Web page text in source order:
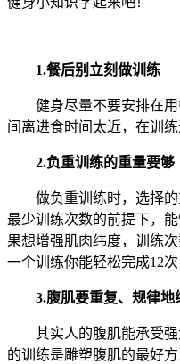
1.餐后别立刻做训练
健身尽量不要安排在用
间离进食时间太近，在训
2.负重训练的重量要够
做负重训练时，选择的
最少训练次数的前提下，
果想增强肌肉纬度，训练
一个训练你能轻松完成12
3.腹肌要重复、规律地
其实人的腹肌能承受强
的训练是雕塑腹肌的最好方